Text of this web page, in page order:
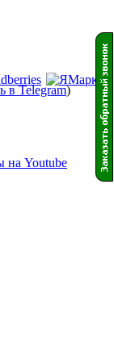
)